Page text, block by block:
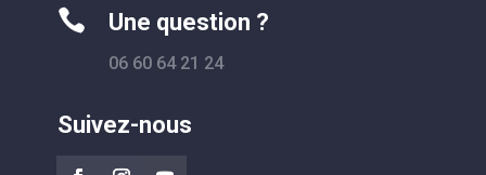
 Une question ?
06 60 64 21 24
Suivez-nous